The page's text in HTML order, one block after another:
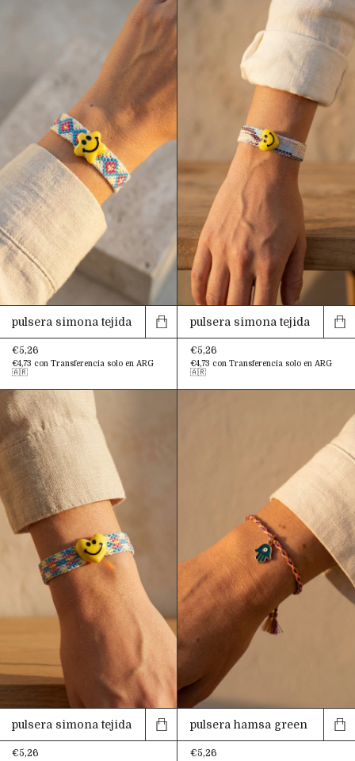
pulsera simona tejida
€5,26
€4,73 con Transferencia solo en ARG
🇦🇷
pulsera simona tejida
€5,26
€4,73 con Transferencia solo en ARG
🇦🇷
pulsera simona tejida
€5,26
pulsera hamsa green
€5,26